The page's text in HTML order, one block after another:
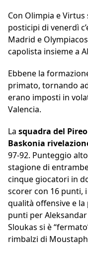
Con Olimpia e
posticipi di venerdì
Madrid e
capolista insieme a
Ebbene la
primato, tornando
erano imposti in
Valencia.
La squadra del
Baskonia
97-92. Punteggio
stagione di
cinque giocatori in
scorer con 16 punti,
qualità offensive e
punti per
Sloukas si è
rimbalzi di